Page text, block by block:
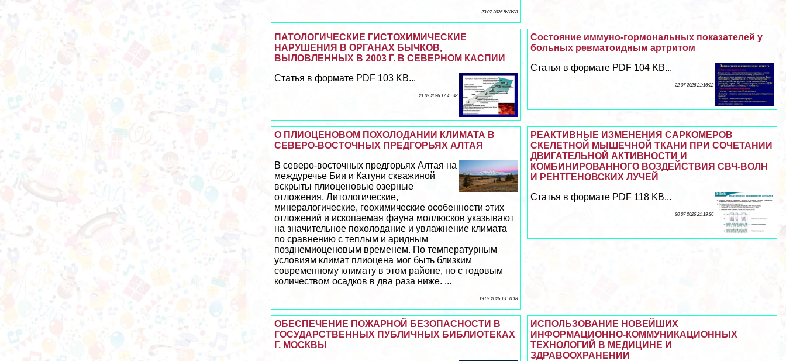
23 07 2026 5:33:28
Состояние иммуно-гормональных показателей у
больных ревматоидным артритом
Статья в формате PDF 104 KB...
22 07 2026 21:16:22
ПАТОЛОГИЧЕСКИЕ ГИСТОХИМИЧЕСКИЕ
НАРУШЕНИЯ В ОРГАНАХ БЫЧКОВ,
ВЫЛОВЛЕННЫХ В 2003 Г. В СЕВЕРНОМ КАСПИИ
Статья в формате PDF 103 KB...
21 07 2026 17:45:38
РЕАКТИВНЫЕ ИЗМЕНЕНИЯ САРКОМЕРОВ
СКЕЛЕТНОЙ МЫШЕЧНОЙ ТКАНИ ПРИ СОЧЕТАНИИ
ДВИГАТЕЛЬНОЙ АКТИВНОСТИ И
КОМБИНИРОВАННОГО ВОЗДЕЙСТВИЯ СВЧ-ВОЛН
И РЕНТГЕНОВСКИХ ЛУЧЕЙ
Статья в формате PDF 118 KB...
20 07 2026 21:19:26
О ПЛИОЦЕНОВОМ ПОХОЛОДАНИИ КЛИМАТА В
СЕВЕРО-ВОСТОЧНЫХ ПРЕДГОРЬЯХ АЛТАЯ
В северо-восточных предгорьях Алтая на
междуречье Бии и Катуни скважиной
вскрыты плиоценовые озерные
отложения. Литологические,
минералогические, геохимические особенности этих
отложений и ископаемая фауна моллюсков указывают
на значительное похолодание и увлажнение климата
по сравнению с теплым и аридным
позднемиоценовым временем. По температурным
условиям климат плиоцена мог быть близким
современному климату в этом районе, но с годовым
количеством осадков в два раза ниже. ...
19 07 2026 13:50:18
ИСПОЛЬЗОВАНИЕ НОВЕЙШИХ
ИНФОРМАЦИОННО-КОММУНИКАЦИОННЫХ
ТЕХНОЛОГИЙ В МЕДИЦИНЕ И
ЗДРАВООХРАНЕНИИ
ОБЕСПЕЧЕНИЕ ПОЖАРНОЙ БЕЗОПАСНОСТИ В
ГОСУДАРСТВЕННЫХ ПУБЛИЧНЫХ БИБЛИОТЕКАХ
Г. МОСКВЫ